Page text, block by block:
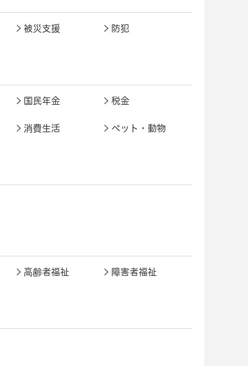
被災支援 防犯
国民年金 税金
消費生活 ペット・動物
高齢者福祉 障害者福祉